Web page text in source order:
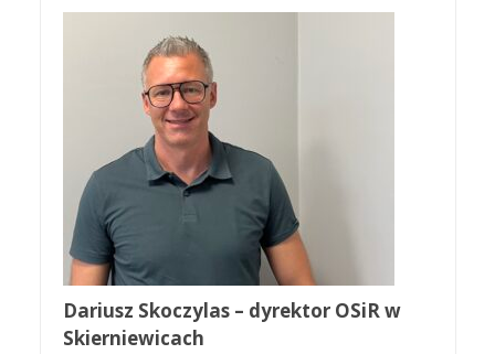
Dariusz Skoczylas – dyrektor OSiR w
Skierniewicach